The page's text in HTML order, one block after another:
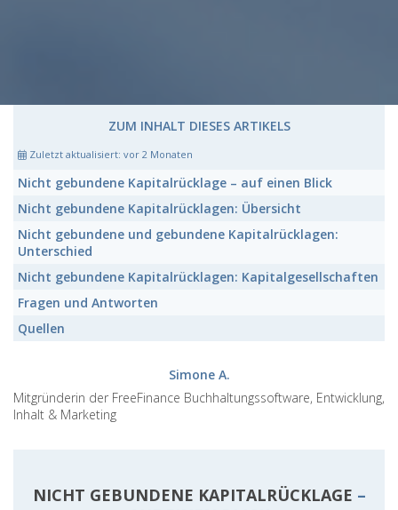
ZUM INHALT DIESES ARTIKELS
Zuletzt aktualisiert: vor 2 Monaten
Nicht gebundene Kapitalrücklage – auf einen Blick
Nicht gebundene Kapitalrücklagen: Übersicht
Nicht gebundene und gebundene Kapitalrücklagen:
Unterschied
Nicht gebundene Kapitalrücklagen: Kapitalgesellschaften
Fragen und Antworten
Quellen
Simone A.
Mitgründerin der FreeFinance Buchhaltungssoftware, Entwicklung,
Inhalt & Marketing
NICHT GEBUNDENE KAPITALRÜCKLAGE –